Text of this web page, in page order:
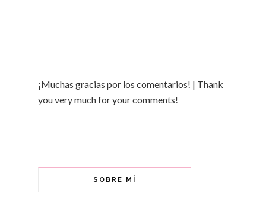
¡Muchas gracias por los comentarios! | Thank
you very much for your comments!
SOBRE MÍ